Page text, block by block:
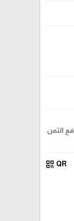
الثمن
QR
qr_code